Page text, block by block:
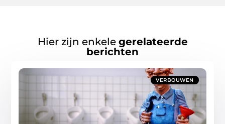
Hier zijn enkele gerelateerde
berichten
VERBOUWEN